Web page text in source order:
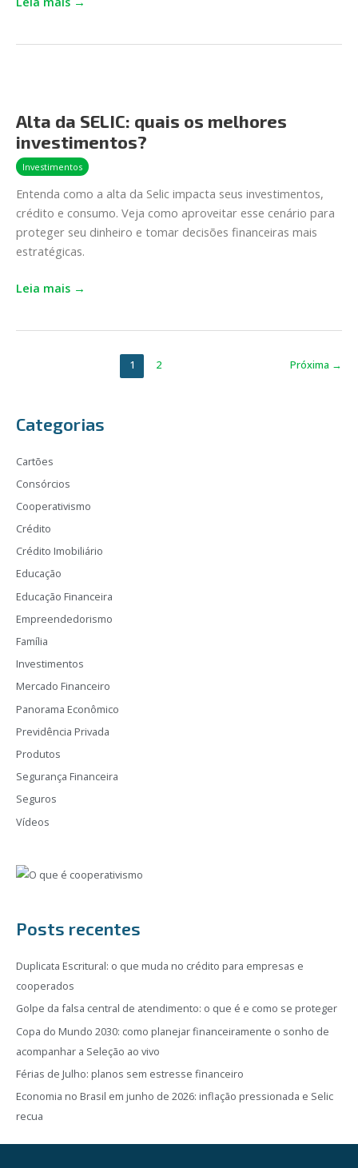
Alta da SELIC: quais os melhores
investimentos?
Investimentos
Entenda como a alta da Selic impacta seus investimentos,
crédito e consumo. Veja como aproveitar esse cenário para
proteger seu dinheiro e tomar decisões financeiras mais
estratégicas.
SELIC:
quais
os
melhores
investimentos?
Leia mais →
1 2 Próxima →
Categorias
Cartões
Consórcios
Cooperativismo
Crédito
Crédito Imobiliário
Educação
Educação Financeira
Empreendedorismo
Família
Investimentos
Mercado Financeiro
Panorama Econômico
Previdência Privada
Produtos
Segurança Financeira
Seguros
Vídeos
Posts recentes
Duplicata Escritural: o que muda no crédito para empresas e
cooperados
Golpe da falsa central de atendimento: o que é e como se proteger
Copa do Mundo 2030: como planejar financeiramente o sonho de
acompanhar a Seleção ao vivo
Férias de Julho: planos sem estresse financeiro
Economia no Brasil em junho de 2026: inflação pressionada e Selic
recua